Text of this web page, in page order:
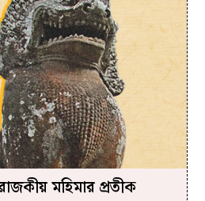
মহিমার প্রতীক